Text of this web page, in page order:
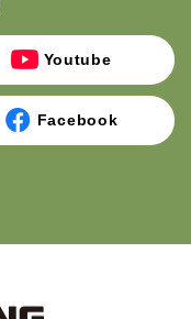
Youtube
Facebook